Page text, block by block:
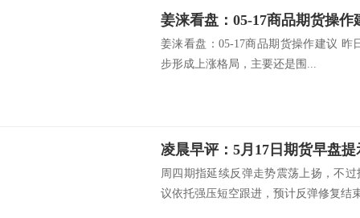
姜涞看盘：05-17商品期货操作
姜涞看盘：05-17商品期货操作建议 昨
步形成上涨格局，主要还是围...
凌晨早评：5月17日期货早盘提
周四期指延续反弹走势震荡上扬，不
议依托强压短空跟进，预计反弹修复结